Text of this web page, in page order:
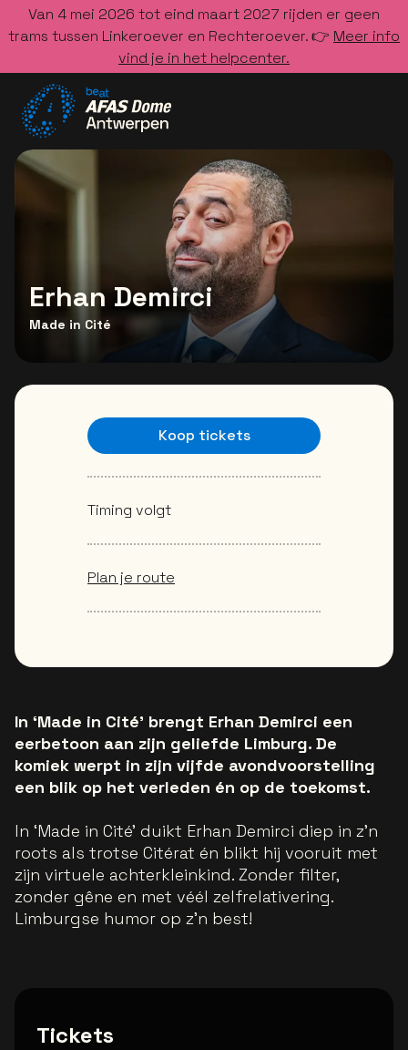
Van 4 mei 2026 tot eind maart 2027 rijden er geen
trams tussen Linkeroever en Rechteroever. 👉 Meer info
vind je in het helpcenter.
Ga naar de homepage
Erhan Demirci
Made in Cité
In ‘Made in Cité’ brengt Erhan Demirci een
eerbetoon aan zijn geliefde Limburg. De
komiek werpt in zijn vijfde avondvoorstelling
een blik op het verleden én op de toekomst.
In ‘Made in Cité’ duikt Erhan Demirci diep in z’n
roots als trotse Citérat én blikt hij vooruit met
zijn virtuele achterkleinkind. Zonder filter,
zonder gêne en met véél zelfrelativering.
Limburgse humor op z’n best!
Koop tickets
Timing volgt
Plan je route
Tickets